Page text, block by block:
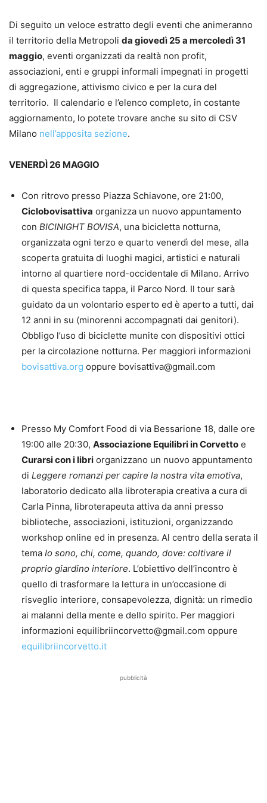
Di seguito un veloce estratto degli eventi che animeranno
il territorio della Metropoli da giovedì 25 a mercoledì 31
maggio, eventi organizzati da realtà non profit,
associazioni, enti e gruppi informali impegnati in progetti
di aggregazione, attivismo civico e per la cura del
territorio. Il calendario e l’elenco completo, in costante
aggiornamento, lo potete trovare anche su sito di CSV
Milano nell’apposita sezione.
VENERDÌ 26 MAGGIO
Con ritrovo presso Piazza Schiavone, ore 21:00,
Ciclobovisattiva organizza un nuovo appuntamento
con BICINIGHT BOVISA, una bicicletta notturna,
organizzata ogni terzo e quarto venerdì del mese, alla
scoperta gratuita di luoghi magici, artistici e naturali
intorno al quartiere nord-occidentale di Milano. Arrivo
di questa specifica tappa, il Parco Nord. Il tour sarà
guidato da un volontario esperto ed è aperto a tutti, dai
12 anni in su (minorenni accompagnati dai genitori).
Obbligo l’uso di biciclette munite con dispositivi ottici
per la circolazione notturna. Per maggiori informazioni
bovisattiva.org oppure bovisattiva@gmail.com
Presso My Comfort Food di via Bessarione 18, dalle ore
19:00 alle 20:30, Associazione Equilibri in Corvetto e
Curarsi con i libri organizzano un nuovo appuntamento
di Leggere romanzi per capire la nostra vita emotiva,
laboratorio dedicato alla libroterapia creativa a cura di
Carla Pinna, libroterapeuta attiva da anni presso
biblioteche, associazioni, istituzioni, organizzando
workshop online ed in presenza. Al centro della serata il
tema Io sono, chi, come, quando, dove: coltivare il
proprio giardino interiore. L’obiettivo dell’incontro è
quello di trasformare la lettura in un’occasione di
risveglio interiore, consapevolezza, dignità: un rimedio
ai malanni della mente e dello spirito. Per maggiori
informazioni equilibriincorvetto@gmail.com oppure
equilibriincorvetto.it
pubblicità